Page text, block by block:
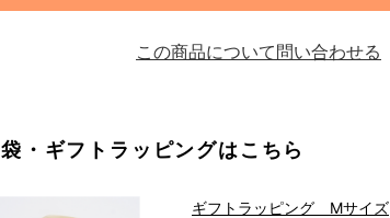
袋・ギフトラッピングはこちら
ギフトラッピング Mサイズ
この商品について問い合わせる